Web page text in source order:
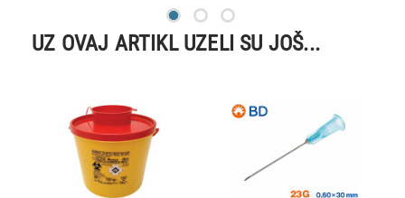
UZ OVAJ ARTIKL UZELI SU JOŠ...